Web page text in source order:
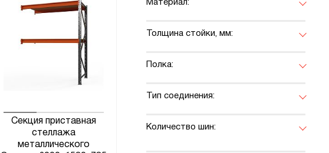
Секция приставная
стеллажа
металлического
Материал:
Толщина стойки, мм:
Полка:
Тип соединения:
Количество шин: